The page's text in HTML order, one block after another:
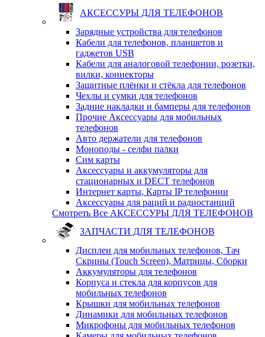
АКСЕССУРЫ ДЛЯ ТЕЛЕФОНОВ
Зарядные устройства для телефонов
Кабели для телефонов, планшетов и
гаджетов USB
Кабели для аналоговой телефонии, розетки,
вилки, коннекторы
Защитные плёнки и стёкла для телефонов
Чехлы и сумки для телефонов
Задние накладки и бамперы для телефонов
Прочие Аксессуары для мобильных
телефонов
Авто держатели для телефонов
Моноподы - селфи палки
Сим карты
Аксессуары и аккумуляторы для
стационарных и DECT телефонов
Интернет карты, Карты IP телефонии
Аксессуары для раций и радиостанций
Смотреть Все АКСЕССУРЫ ДЛЯ ТЕЛЕФОНОВ
ЗАПЧАСТИ ДЛЯ ТЕЛЕФОНОВ
Дисплеи для мобильных телефонов, Тач
Скрины (Touch Screen), Матрицы, Сборки
Аккумуляторы для телефонов
Корпуса и стекла для корпусов для
мобильных телефонов
Крышки для мобильных телефонов
Динамики для мобильных телефонов
Микрофоны для мобильных телефонов